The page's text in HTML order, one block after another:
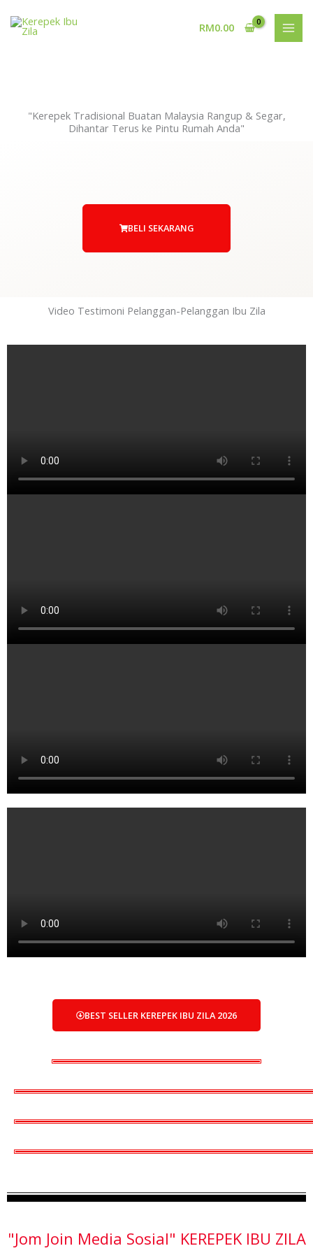
content
RM0.00
"Kerepek Tradisional Buatan Malaysia Rangup & Segar,
Dihantar Terus ke Pintu Rumah Anda"
BELI SEKARANG
Video Testimoni Pelanggan-Pelanggan Ibu Zila
BEST SELLER KEREPEK IBU ZILA 2026
"Jom Join Media Sosial" KEREPEK IBU ZILA